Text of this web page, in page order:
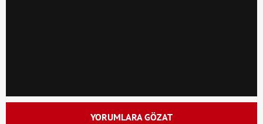
YORUMLARA GÖZAT